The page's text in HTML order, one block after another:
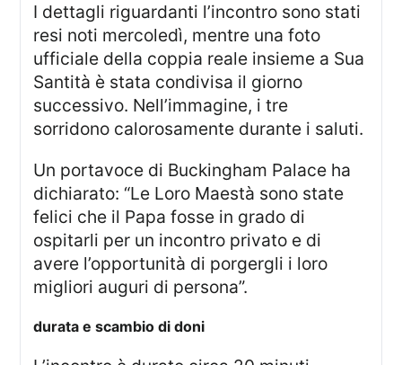
I dettagli riguardanti l’incontro sono stati
resi noti mercoledì, mentre una foto
ufficiale della coppia reale insieme a Sua
Santità è stata condivisa il giorno
successivo. Nell’immagine, i tre
sorridono calorosamente durante i saluti.
Un portavoce di Buckingham Palace ha
dichiarato: “Le Loro Maestà sono state
felici che il Papa fosse in grado di
ospitarli per un incontro privato e di
avere l’opportunità di porgergli i loro
migliori auguri di persona”.
durata e scambio di doni